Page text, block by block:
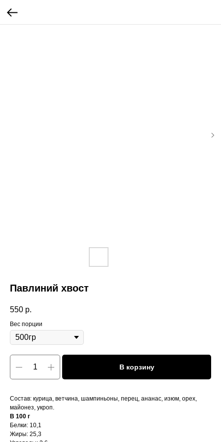
Павлиний хвост
550 р.
Вес порции
В корзину
Состав: курица, ветчина, шампиньоны, перец, ананас, изюм, орех,
майонез, укроп.
В 100 г
Белки: 10,1
Жиры: 25,3